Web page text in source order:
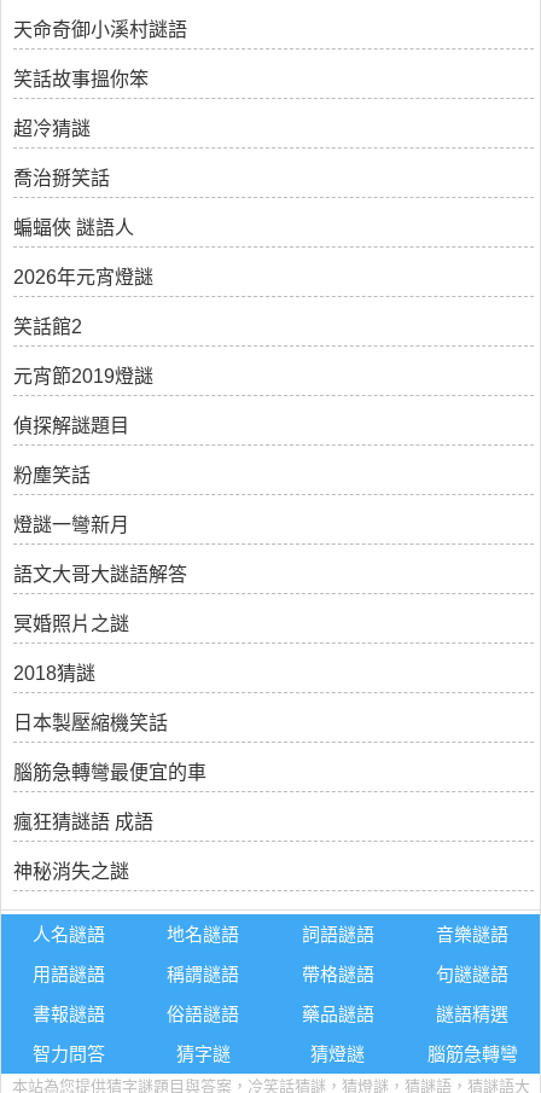
天命奇御小溪村謎語
笑話故事搵你笨
超冷猜謎
喬治掰笑話
蝙蝠俠 謎語人
2026年元宵燈謎
笑話館2
元宵節2019燈謎
偵探解謎題目
粉塵笑話
燈謎一彎新月
語文大哥大謎語解答
冥婚照片之謎
2018猜謎
日本製壓縮機笑話
腦筋急轉彎最便宜的車
瘋狂猜謎語 成語
神秘消失之謎
人名謎語 地名謎語 詞語謎語
音樂謎語
用語謎語
稱謂謎語 帶格謎語
句謎謎語
書報謎語
俗語謎語 藥品謎語
謎語精選
智力問答
猜字謎 猜燈謎 腦筋急轉彎
本站為您提供猜字謎題目與答案，冷笑話猜謎，猜燈謎，猜謎語，猜謎語大